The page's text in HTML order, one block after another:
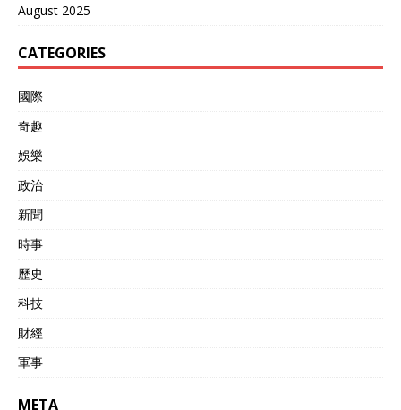
August 2025
CATEGORIES
國際
奇趣
娛樂
政治
新聞
時事
歷史
科技
財經
軍事
META